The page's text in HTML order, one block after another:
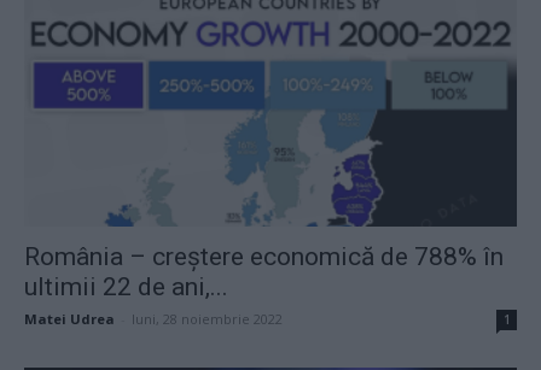
România – creștere economică de 788% în
ultimii 22 de ani,...
Matei Udrea luni, 28 noiembrie 2022 1